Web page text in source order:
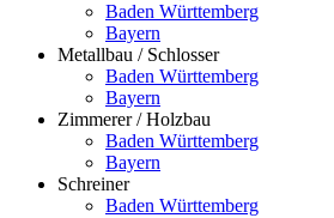
Baden Württemberg
Bayern
Metallbau / Schlosser
Baden Württemberg
Bayern
Zimmerer / Holzbau
Baden Württemberg
Bayern
Schreiner
Baden Württemberg